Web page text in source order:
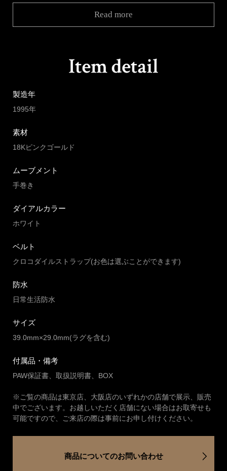
Read more
製造年
1995年
素材
18Kピンクゴールド
ムーブメント
手巻き
ダイアルカラー
ホワイト
ベルト
クロコダイルストラップ(お色は選ぶことができます)
防水
日常生活防水
サイズ
39.0mm×29.0mm(ラグを含む)
付属品・備考
PAW保証書、取扱説明書、BOX
※ご覧の商品は東京店、大阪店のいずれかの店舗で展示、販売
中でございます。お越しいただく店舗にない場合はお取寄せも
可能ですので、ご来店の際は事前にお申し付けください。
商品についてのお問い合わせ